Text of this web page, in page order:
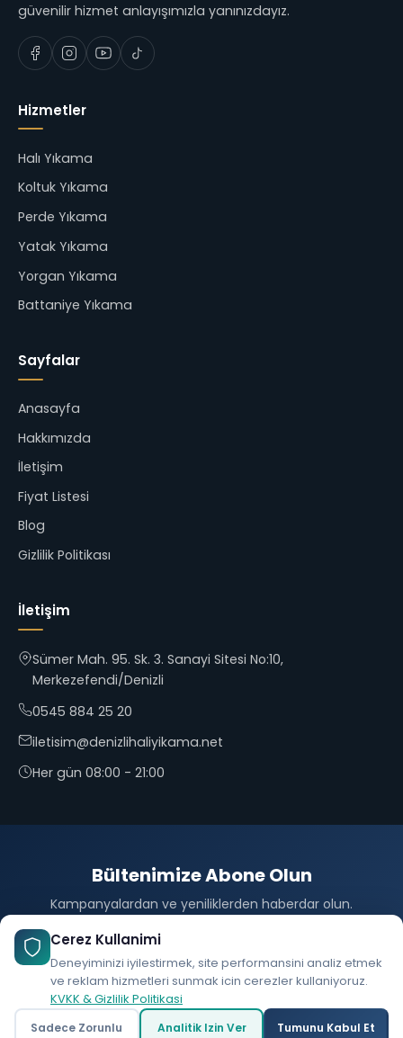
güvenilir hizmet anlayışımızla yanınızdayız.
Hizmetler
Halı Yıkama
Koltuk Yıkama
Perde Yıkama
Yatak Yıkama
Yorgan Yıkama
Battaniye Yıkama
Sayfalar
Anasayfa
Hakkımızda
İletişim
Fiyat Listesi
Blog
Gizlilik Politikası
İletişim
Sümer Mah. 95. Sk. 3. Sanayi Sitesi No:10,
Merkezefendi/Denizli
0545 884 25 20
iletisim@denizlihaliyikama.net
Her gün 08:00 - 21:00
Bültenimize Abone Olun
Kampanyalardan ve yeniliklerden haberdar olun.
© 2026 Denizli25 Halı Yıkama. Tüm hakları saklıdır.
Ara WhatsApp Yol Tarifi
Cerez Kullanimi
Deneyiminizi iyilestirmek, site performansini analiz etmek
ve reklam hizmetleri sunmak icin cerezler kullaniyoruz.
KVKK & Gizlilik Politikasi
Sadece Zorunlu Analitik Izin Ver Tumunu Kabul Et